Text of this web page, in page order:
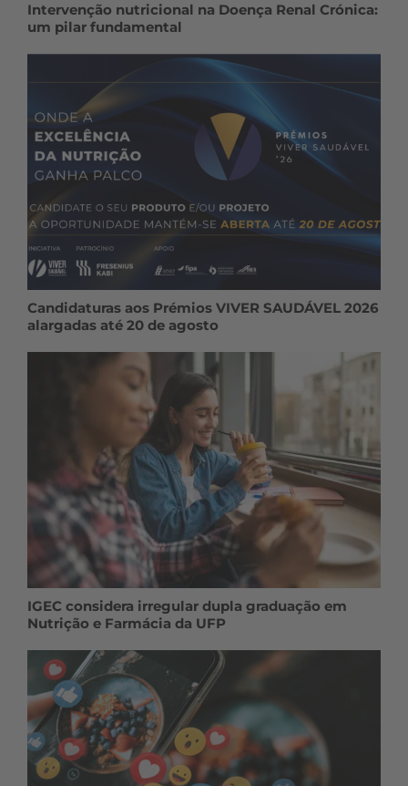
Intervenção nutricional na Doença Renal Crónica:
um pilar fundamental
Candidaturas aos Prémios VIVER SAUDÁVEL 2026
alargadas até 20 de agosto
IGEC considera irregular dupla graduação em
Nutrição e Farmácia da UFP